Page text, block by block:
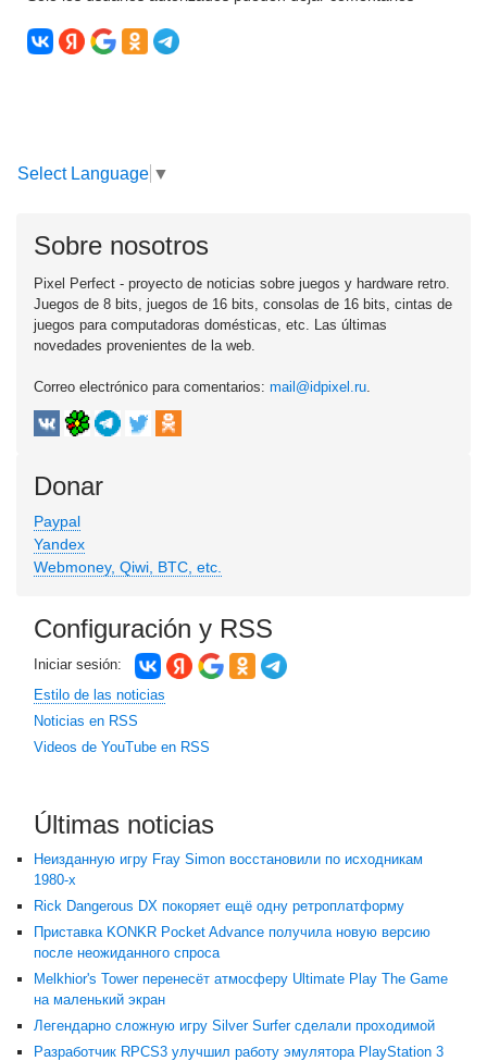
Select Language ▼
Sobre nosotros
Pixel Perfect - proyecto de noticias sobre juegos y hardware retro.
Juegos de 8 bits, juegos de 16 bits, consolas de 16 bits, cintas de
juegos para computadoras domésticas, etc. Las últimas
novedades provenientes de la web.
Correo electrónico para comentarios: mail@idpixel.ru
Donar
Paypal
Yandex
Webmoney, Qiwi, BTC, etc.
Configuración y RSS
Iniciar sesión:
Estilo de las noticias
Noticias en RSS
Videos de YouTube en RSS
Últimas noticias
Неизданную игру Fray Simon восстановили по исходникам
1980-х
Rick Dangerous DX покоряет ещё одну ретроплатформу
Приставка KONKR Pocket Advance получила новую версию
после неожиданного спроса
Melkhior's Tower перенесёт атмосферу Ultimate Play The Game
на маленький экран
Легендарно сложную игру Silver Surfer сделали проходимой
Разработчик RPCS3 улучшил работу эмулятора PlayStation 3